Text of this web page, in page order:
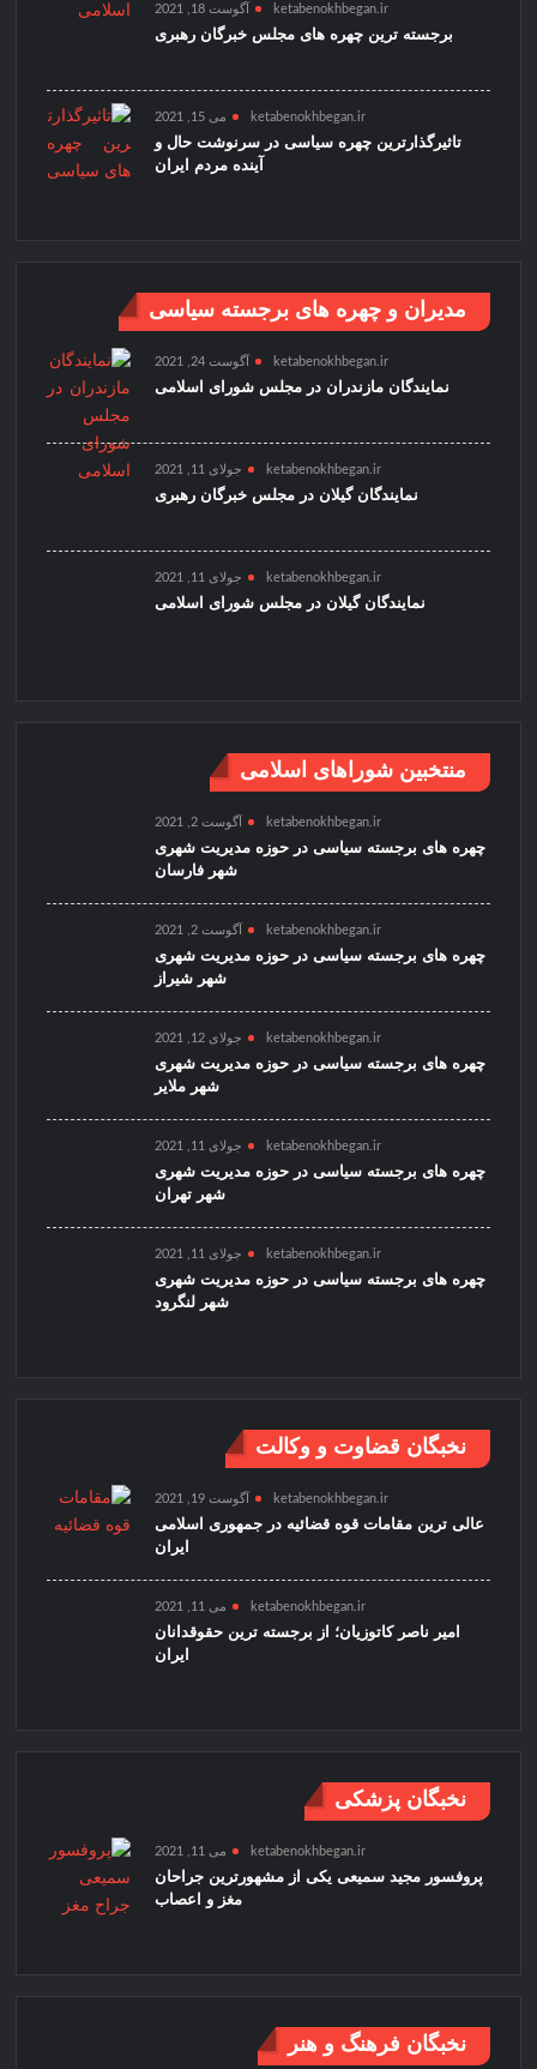
ketabenokhbegan.ir آگوست 18, 2021
برجسته ترین چهره های مجلس خبرگان رهبری
ketabenokhbegan.ir می 15, 2021
تاثیرگذارترین چهره سیاسی در سرنوشت حال و
آینده مردم ایران
مدیران و چهره های برجسته سیاسی
ketabenokhbegan.ir آگوست 24, 2021
نمایندگان مازندران در مجلس شورای اسلامی
ketabenokhbegan.ir جولای 11, 2021
نمایندگان گیلان در مجلس خبرگان رهبری
ketabenokhbegan.ir جولای 11, 2021
نمایندگان گیلان در مجلس شورای اسلامی
منتخبین شوراهای اسلامی
ketabenokhbegan.ir آگوست 2, 2021
چهره های برجسته سیاسی در حوزه مدیریت شهری
شهر فارسان
ketabenokhbegan.ir آگوست 2, 2021
چهره های برجسته سیاسی در حوزه مدیریت شهری
شهر شیراز
ketabenokhbegan.ir جولای 12, 2021
چهره های برجسته سیاسی در حوزه مدیریت شهری
شهر ملایر
ketabenokhbegan.ir جولای 11, 2021
چهره های برجسته سیاسی در حوزه مدیریت شهری
شهر تهران
ketabenokhbegan.ir جولای 11, 2021
چهره های برجسته سیاسی در حوزه مدیریت شهری
شهر لنگرود
نخبگان قضاوت و وکالت
ketabenokhbegan.ir آگوست 19, 2021
عالی ترین مقامات قوه قضائیه در جمهوری اسلامی
ایران
ketabenokhbegan.ir می 11, 2021
امیر ناصر کاتوزیان؛ از برجسته ترین حقوقدانان
ایران
نخبگان پزشکی
ketabenokhbegan.ir می 11, 2021
پروفسور مجید سمیعی یکی از مشهورترین جراحان
مغز و اعصاب
نخبگان فرهنگ و هنر